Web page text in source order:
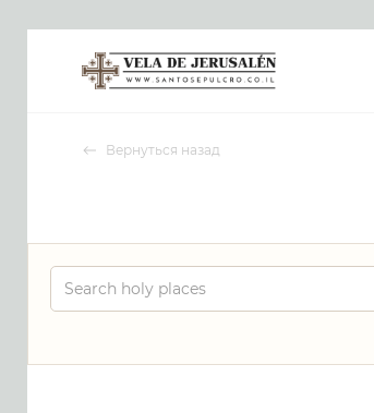
Вернуться назад